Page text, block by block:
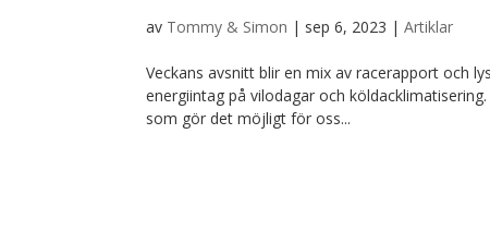
av Tommy & Simon | sep 6, 2023 |Artiklar
Veckans avsnitt blir en mix av racerapport och
energiintag på vilodagar och
som gör det möjligt för oss...